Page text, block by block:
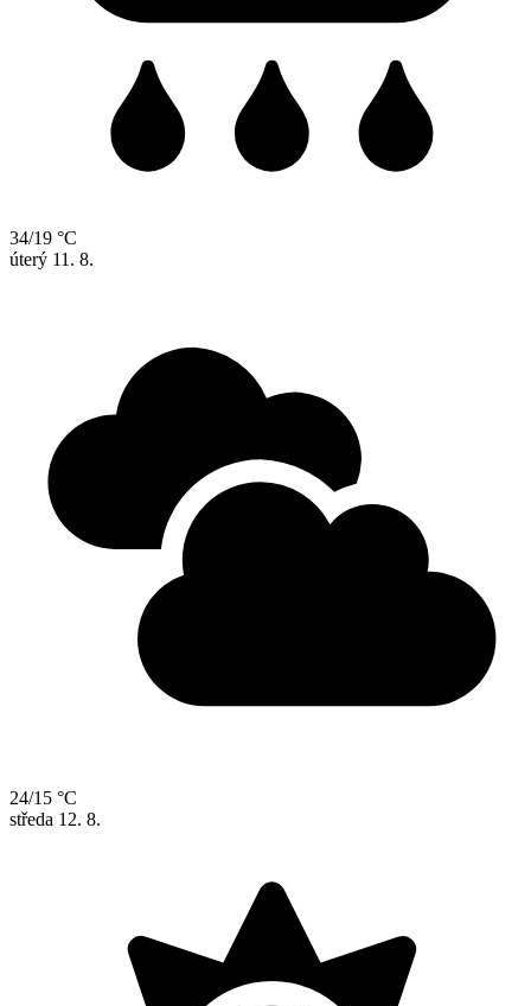
34/19 °C
úterý 11. 8.
24/15 °C
středa 12. 8.